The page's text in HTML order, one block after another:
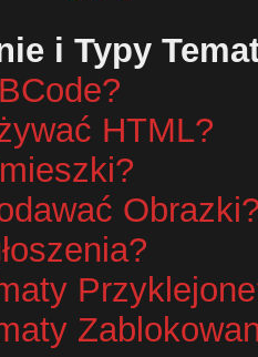
i Typy
HTML?